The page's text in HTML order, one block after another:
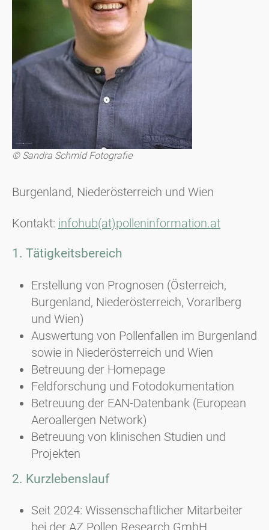
© Sandra Schmid Fotografie
Burgenland, Niederösterreich und Wien
Kontakt: infohub(at)polleninformation.at
1. Tätigkeitsbereich
Erstellung von Prognosen (Österreich,
Burgenland, Niederösterreich, Vorarlberg
und Wien)
Auswertung von Pollenfallen im Burgenland
sowie in Niederösterreich und Wien
Betreuung der Homepage
Feldforschung und Fotodokumentation
Betreuung der EAN-Datenbank (European
Aeroallergen Network)
Betreuung von klinischen Studien und
Projekten
2. Kurzlebenslauf
Seit 2024: Wissenschaftlicher Mitarbeiter